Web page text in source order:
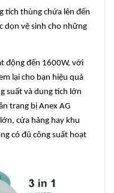
tích thùng chứa lên đến
dọn vệ sinh cho những
động đến 1600W, với
lại cho bạn hiệu quả
suất và dung tích lớn
trang bị Anex AG
cửa hàng hay khu
có đủ công suất hoạt